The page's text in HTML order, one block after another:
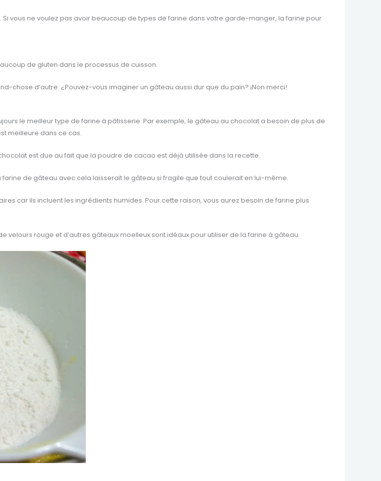
vous ne voulez pas avoir beaucoup de types de farine dans votre garde-manger, la farine pour
de gluten dans le processus de cuisson.
chose d’autre. ¿Pouvez-vous imaginer un gâteau aussi dur que du pain? ¡Non merci!
le meilleur type de farine à pâtisserie. Par exemple, le gâteau au chocolat a besoin de plus de
meilleure dans ce cas.
est due au fait que la poudre de cacao est déjà utilisée dans la recette.
de gâteau avec cela laisserait le gâteau si fragile que tout coulerait en lui-même.
car ils incluent les ingrédients humides. Pour cette raison, vous aurez besoin de farine plus
velours rouge et d’autres gâteaux moelleux sont idéaux pour utiliser de la farine à gâteau.